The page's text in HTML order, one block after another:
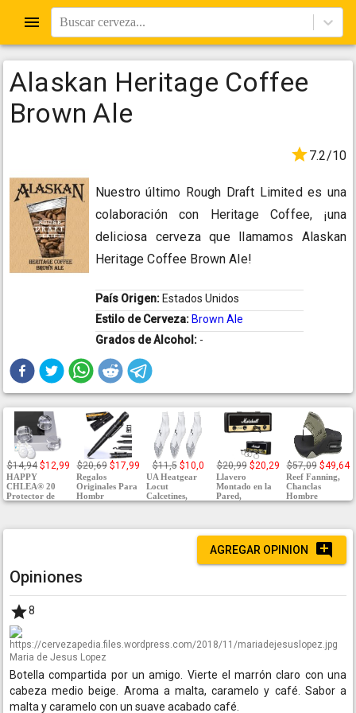
Buscar cerveza...
Alaskan Heritage Coffee
Brown Ale
7.2/10
Nuestro último Rough Draft Limited es una
colaboración con Heritage Coffee, ¡una
deliciosa cerveza que llamamos Alaskan
Heritage Coffee Brown Ale!
País Origen: Estados Unidos
Estilo de Cerveza: Brown Ale
Grados de Alcohol: -
$14,94 $12,99
HAPPY
CHLEA® 20
Protector de
$20,69 $17,99
Regalos
Originales Para
Hombr
$11,5 $10,0
UA Heatgear
Locut
Calcetines,
$20,99 $20,29
Llavero
Montado en la
Pared,
$57,09 $49,64
Reef Fanning,
Chanclas
Hombre
AGREGAR OPINION
Opiniones
8
Maria de Jesus Lopez
Botella compartida por un amigo. Vierte el marrón claro con una
cabeza medio beige. Aroma a malta, caramelo y café. Sabor a
malta y caramelo con un suave acabado café.